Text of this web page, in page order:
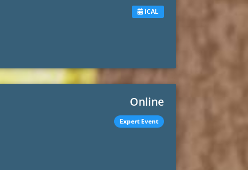
ICAL
Online
Expert Event